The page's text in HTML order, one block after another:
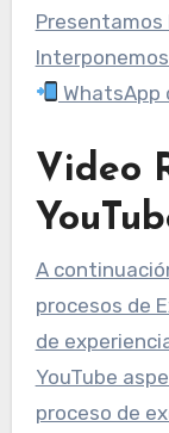
Presentamos
WhatsApp
Video
A
procesos de
de
YouTube
proceso de